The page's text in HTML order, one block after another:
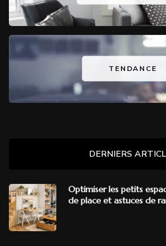
TENDANCE
DERNIERS
Optimiser les petits
de place et astuces de